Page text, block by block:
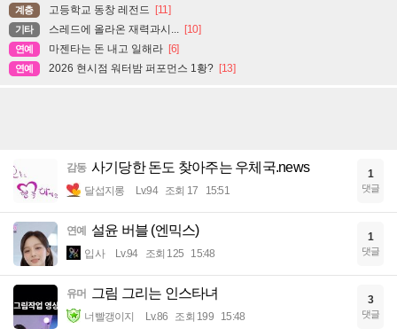
계층 고등학교 동창 레전드 [11]
기타 스레드에 올라온 재력과시... [10]
연예 마젠타는 돈 내고 일해라 [6]
연예 2026 현시점 워터밤 퍼포먼스 1황? [13]
감동 사기당한 돈도 찾아주는 우체국.news
달섭지롱 Lv.94 조회 17 15:51
1
댓글
연예 설윤 버블 (엔믹스)
입사 Lv.94 조회 125 15:48
1
댓글
유머 그림 그리는 인스타녀
너빨갱이지 Lv.86 조회 199 15:48
3
댓글